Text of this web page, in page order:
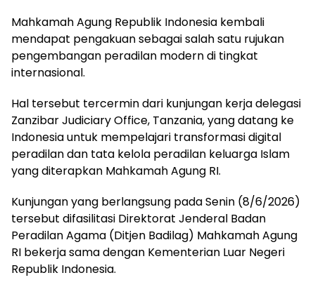
Mahkamah Agung Republik Indonesia kembali
mendapat pengakuan sebagai salah satu rujukan
pengembangan peradilan modern di tingkat
internasional.
Hal tersebut tercermin dari kunjungan kerja delegasi
Zanzibar Judiciary Office, Tanzania, yang datang ke
Indonesia untuk mempelajari transformasi digital
peradilan dan tata kelola peradilan keluarga Islam
yang diterapkan Mahkamah Agung RI.
Kunjungan yang berlangsung pada Senin (8/6/2026)
tersebut difasilitasi Direktorat Jenderal Badan
Peradilan Agama (Ditjen Badilag) Mahkamah Agung
RI bekerja sama dengan Kementerian Luar Negeri
Republik Indonesia.